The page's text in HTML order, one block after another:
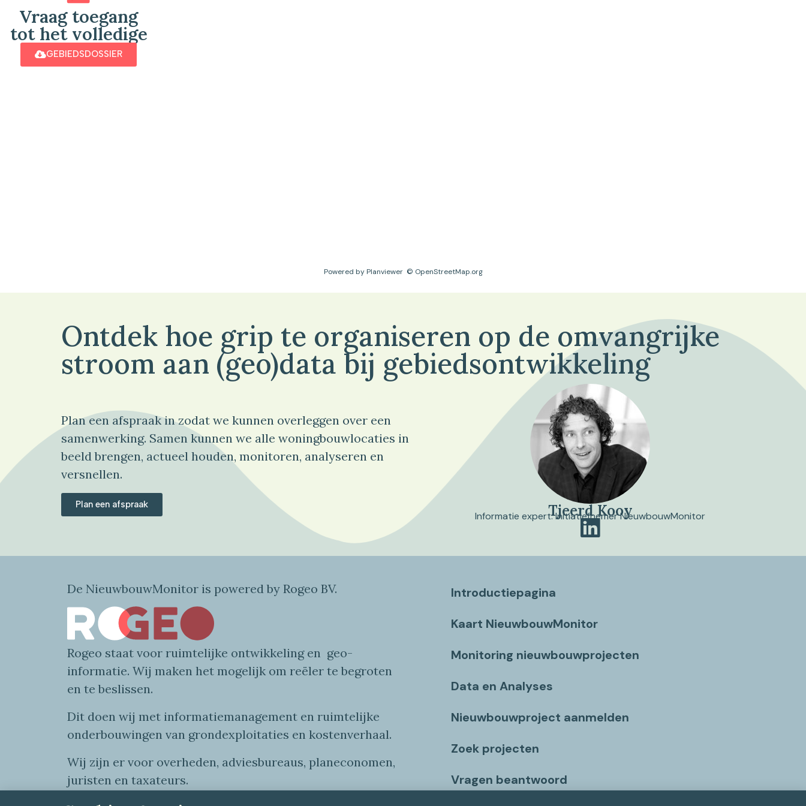
Vraag toegang
tot het volledige
GEBIEDSDOSSIER
Powered by Planviewer© OpenStreetMap.org
Ontdek hoe grip te organiseren op de omvangrijke
stroom aan (geo)data bij gebiedsontwikkeling
Plan een afspraak in zodat we kunnen overleggen over een
samenwerking. Samen kunnen we alle woningbouwlocaties in
beeld brengen, actueel houden, monitoren, analyseren en
versnellen.
Plan een afspraak Tjeerd Kooy
Informatie expert. Initiatiefnemer NieuwbouwMonitor
De NieuwbouwMonitor is powered by Rogeo BV.
Rogeo staat voor ruimtelijke ontwikkeling en geo-
informatie. Wij maken het mogelijk om reëler te begroten
en te beslissen.
Dit doen wij met informatiemanagement en ruimtelijke
onderbouwingen van grondexploitaties en kostenverhaal.
Wij zijn er voor overheden, adviesbureaus, planeconomen,
juristen en taxateurs.
Introductiepagina
Kaart NieuwbouwMonitor
Monitoring nieuwbouwprojecten
Data en Analyses
Nieuwbouwproject aanmelden
Zoek projecten
Vragen beantwoord